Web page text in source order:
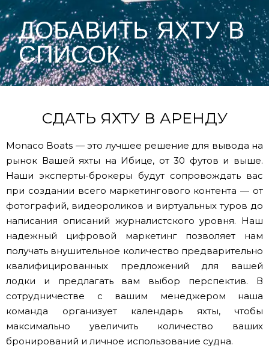
ДОБАВИТЬ ЯХТУ В
СПИСОК
СДАТЬ ЯХТУ В АРЕНДУ
Monaco Boats — это лучшее решение для вывода на
рынок Вашей яхты на Ибице, от 30 футов и выше.
Наши эксперты-брокеры будут сопровождать вас
при создании всего маркетингового контента — от
фотографий, видеороликов и виртуальных туров до
написания описаний журналистского уровня. Наш
надежный цифровой маркетинг позволяет нам
получать внушительное количество предварительно
квалифицированных предложений для вашей
лодки и предлагать вам выбор перспектив. В
сотрудничестве с вашим менеджером наша
команда организует календарь яхты, чтобы
максимально увеличить количество ваших
бронирований и личное использование судна.